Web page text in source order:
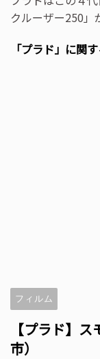
クルーザー250」
「プラド」に関
フィルム
【プラド】
市）